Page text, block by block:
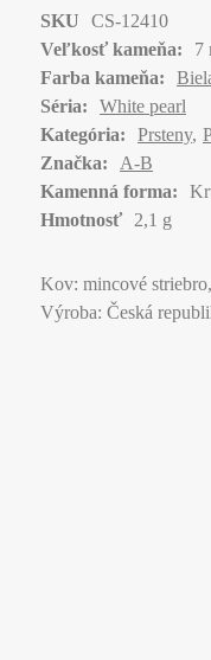
SKU
CS-12410
Veľkosť kameňa:
7
Farba kameňa:
Séria:
White pearl
Kategória:
Prsteny
Značka:
A-B
Kamenná forma:
Hmotnosť
2,1 g
Kov: mincové
Výroba: Česká